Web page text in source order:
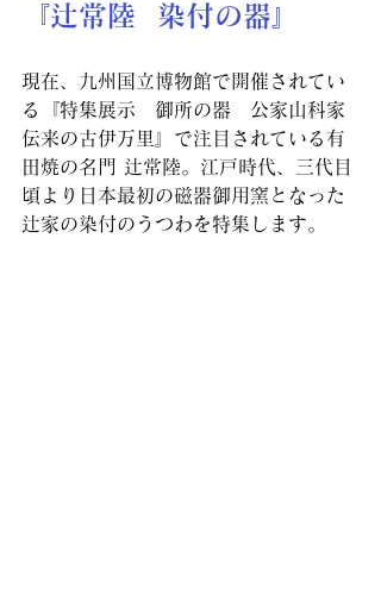
『辻常陸  染付の器』
現在、九州国立博物館で開催されてい
る『特集展示　御所の器　公家山科家
伝来の古伊万里』で注目されている有
田焼の名門 辻常陸。江戸時代、三代目
頃より日本最初の磁器御用窯となった
辻家の染付のうつわを特集します。